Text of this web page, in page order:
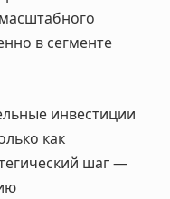
в сегменте
инвестиции
как
шаг —